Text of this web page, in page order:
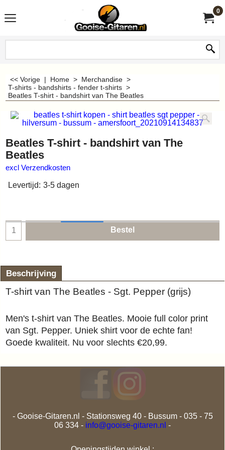
0
<< Vorige | Home > Merchandise >
T-shirts - bandshirts - fender t-shirts >
Beatles T-shirt - bandshirt van The Beatles
Beatles T-shirt - bandshirt van The
Beatles
excl Verzendkosten
Levertijd: 3-5 dagen
Bestel
Beschrijving
T-shirt van The Beatles - Sgt. Pepper (grijs)
Men's t-shirt van The Beatles. Mooie full color print
van Sgt. Pepper. Uniek shirt voor de echte fan!
Goede kwaliteit. Nu voor slechts €20,99.
- Gooise-Gitaren.nl - Stationsweg 40 - Bussum - 035 - 75
06 334 - info@gooise-gitaren.nl -